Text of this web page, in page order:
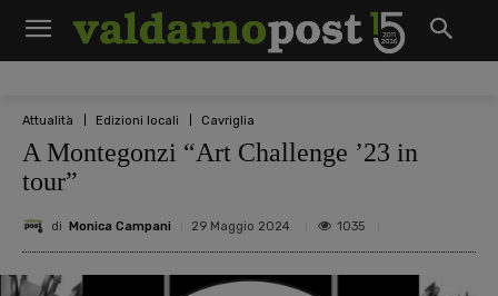
Attualità Edizioni locali Cavriglia
A Montegonzi “Art Challenge ’23 in
tour”
di Monica Campani 29 Maggio 2024 1035